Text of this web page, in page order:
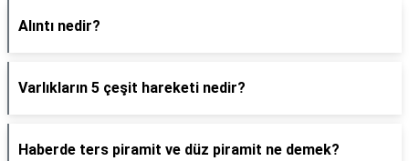
Alıntı nedir?
Varlıkların 5 çeşit hareketi nedir?
Haberde ters piramit ve düz piramit ne demek?